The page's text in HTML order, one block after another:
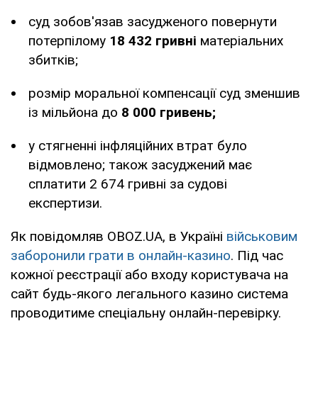
суд зобов'язав засудженого повернути
потерпілому 18 432 гривні матеріальних
збитків;
розмір моральної компенсації суд зменшив
із мільйона до 8 000 гривень;
у стягненні інфляційних втрат було
відмовлено; також засуджений має
сплатити 2 674 гривні за судові
експертизи.
Як повідомляв OBOZ.UA, в Україні військовим
заборонили грати в онлайн-казино. Під час
кожної реєстрації або входу користувача на
сайт будь-якого легального казино система
проводитиме спеціальну онлайн-перевірку.